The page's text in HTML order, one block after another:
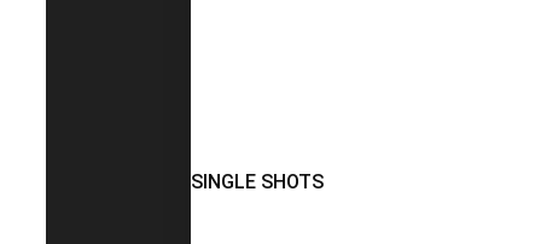
SINGLE SHOTS